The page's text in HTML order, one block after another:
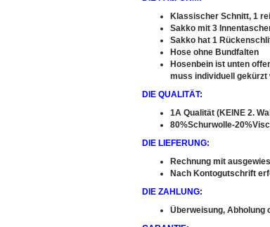
Klassischer Schnitt, 1
Sakko mit 3
Sakko hat 1
Hose ohne Bundfalten
Hosenbein ist unten
muss individuell gekürzt
DIE QUALITÄT:
1A Qualität (KEINE 2.
80%Schurwolle-
DIE LIEFERUNG:
Rechnung mit
Nach Kontogutschrift
DIE ZAHLUNG:
Überweisung, Abholung